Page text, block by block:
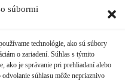
súbormi
technológie, ako sú súbory
o zariadení. Súhlas s týmito
ako je správanie pri prehliadaní alebo
súhlasu môže nepriaznivo